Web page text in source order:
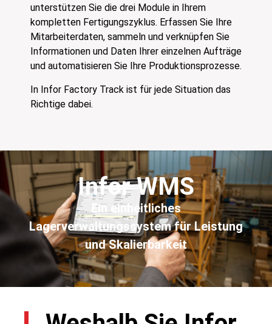
unterstützen Sie die drei Module in Ihrem
kompletten Fertigungszyklus. Erfassen Sie Ihre
Mitarbeiterdaten, sammeln und verknüpfen Sie
Informationen und Daten Ihrer einzelnen Aufträge
und automatisieren Sie Ihre Produktionsprozesse.
In Infor Factory Track ist für jede Situation das
Richtige dabei.
Infor WMS
Ein einheitliches
Lagerverwaltungssystem für Leistung
und Skalierbarkeit